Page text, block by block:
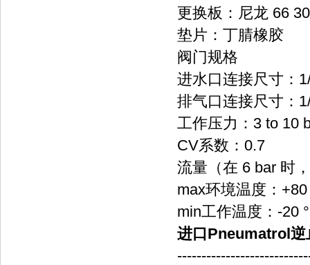
更换板：尼龙 66
垫片：丁腈橡胶
阀门规格
进水口连接尺寸：
排气口连接尺寸：
工作压力：3 to 10
CV系数：0.7
流量（在 6 bar 时
max环境温度：+80
min工作温度：-20
进口Pneumatrol逆